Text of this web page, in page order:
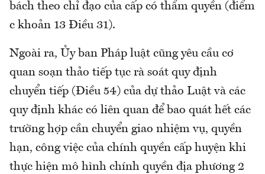
bách theo chỉ đạo của cấp có thẩm quyền (điểm
c khoản 13 Điều 31).
Ngoài ra, Ủy ban Pháp luật cũng yêu cầu cơ
quan soạn thảo tiếp tục rà soát quy định
chuyển tiếp (Điều 54) của dự thảo Luật và các
quy định khác có liên quan để bao quát hết các
trường hợp cần chuyển giao nhiệm vụ, quyền
hạn, công việc của chính quyền cấp huyện khi
thực hiện mô hình chính quyền địa phương 2